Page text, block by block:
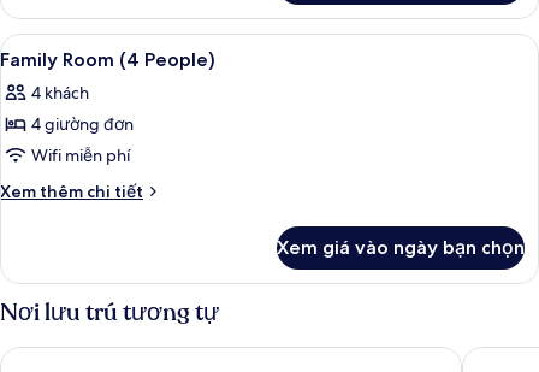
Family
Room
(3
People)
Xem
tất
cả
ảnh
Family
Room
Bộ đồ giường kháng dị ứng,
7
Family Room (4 People)
4 khách
4 giường đơn
Wifi miễn phí
Xem thêm chi tiết
Chi
Family
Room
(4
People)
Xem giá vào ngày bạn chọn
Nơi lưu trú tương tự
Hotel Alpenhof Derby